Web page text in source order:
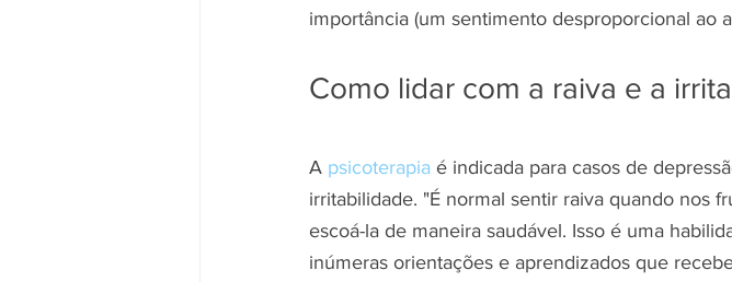
importância (um sentimento desproporcional ao
Como lidar com a raiva e a
A psicoterapia é indicada para casos de
irritabilidade. "É normal sentir raiva quando nos
escoá-la de maneira saudável. Isso é uma
inúmeras orientações e aprendizados que